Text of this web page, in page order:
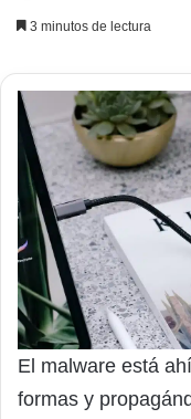
3 minutos de lectura
El malware está
formas y